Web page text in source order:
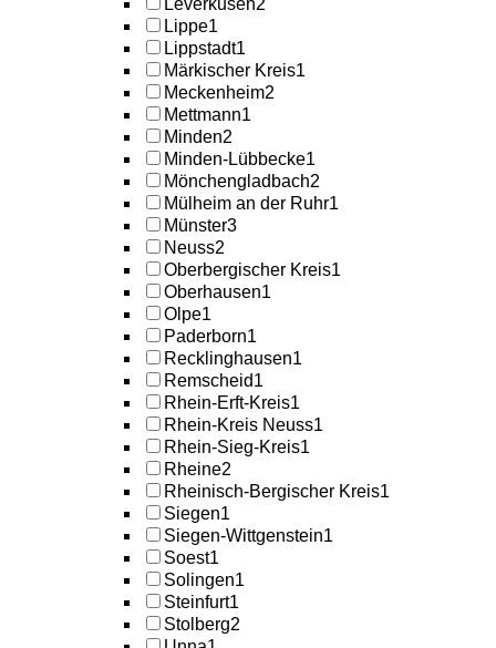
Leverkusen2
Lippe1
Lippstadt1
Märkischer Kreis1
Meckenheim2
Mettmann1
Minden2
Minden-Lübbecke1
Mönchengladbach2
Mülheim an der Ruhr1
Münster3
Neuss2
Oberbergischer Kreis1
Oberhausen1
Olpe1
Paderborn1
Recklinghausen1
Remscheid1
Rhein-Erft-Kreis1
Rhein-Kreis Neuss1
Rhein-Sieg-Kreis1
Rheine2
Rheinisch-Bergischer Kreis1
Siegen1
Siegen-Wittgenstein1
Soest1
Solingen1
Steinfurt1
Stolberg2